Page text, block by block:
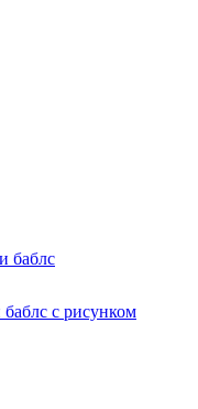
баблс
с рисунком